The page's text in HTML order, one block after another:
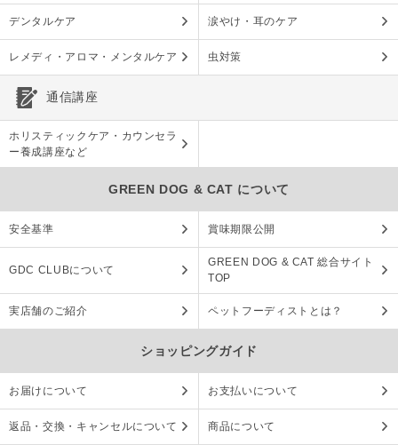
デンタルケア 涙やけ・耳のケア
レメディ・アロマ・メンタルケア 虫対策
通信講座
ホリスティックケア・カウンセラ
ー養成講座など
GREEN DOG & CAT について
安全基準 賞味期限公開
GDC CLUBについて
GREEN DOG & CAT 総合サイト
TOP
実店舗のご紹介 ペットフーディストとは？
ショッピングガイド
お届けについて お支払いについて
返品・交換・キャンセルについて 商品について